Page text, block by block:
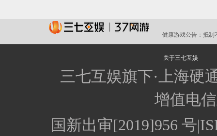
健康游戏公告： 抵制
关于三七互娱
三七互娱旗下·上海硬
增值电
国新出审[2019]956 号